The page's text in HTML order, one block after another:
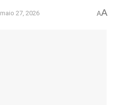
maio 27, 2026 AA